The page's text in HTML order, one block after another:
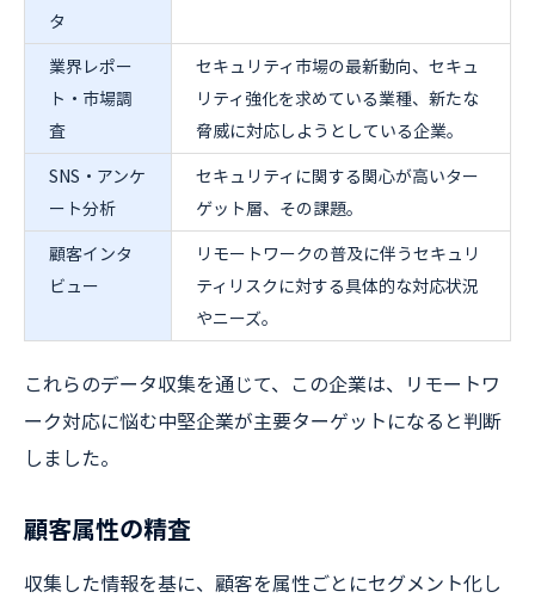
タ
業界レポー
ト・市場調
査
セキュリティ市場の最新動向、セキュ
リティ強化を求めている業種、新たな
脅威に対応しようとしている企業。
SNS・アンケ
ート分析
セキュリティに関する関心が高いター
ゲット層、その課題。
顧客インタ
ビュー
リモートワークの普及に伴うセキュリ
ティリスクに対する具体的な対応状況
やニーズ。
これらのデータ収集を通じて、この企業は、リモートワ
ーク対応に悩む中堅企業が主要ターゲットになると判断
しました。
顧客属性の精査
収集した情報を基に、顧客を属性ごとにセグメント化し